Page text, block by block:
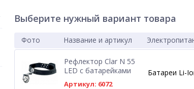
Выберите нужный вариант товара
Фото Название и артикул
Рефлектор Clar N 55
LED с батарейками
Артикул: 6072
Батареи Li-